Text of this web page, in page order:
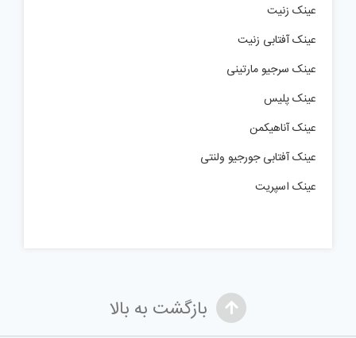
عینک زنیت
عینک آفتابی زنیت
عینک سرجیو مارتینی
عینک پلیس
عینک آناهیکمن
عینک آفتابی جورجیو ولنتی
عینک اسپریت
بازگشت به بالا